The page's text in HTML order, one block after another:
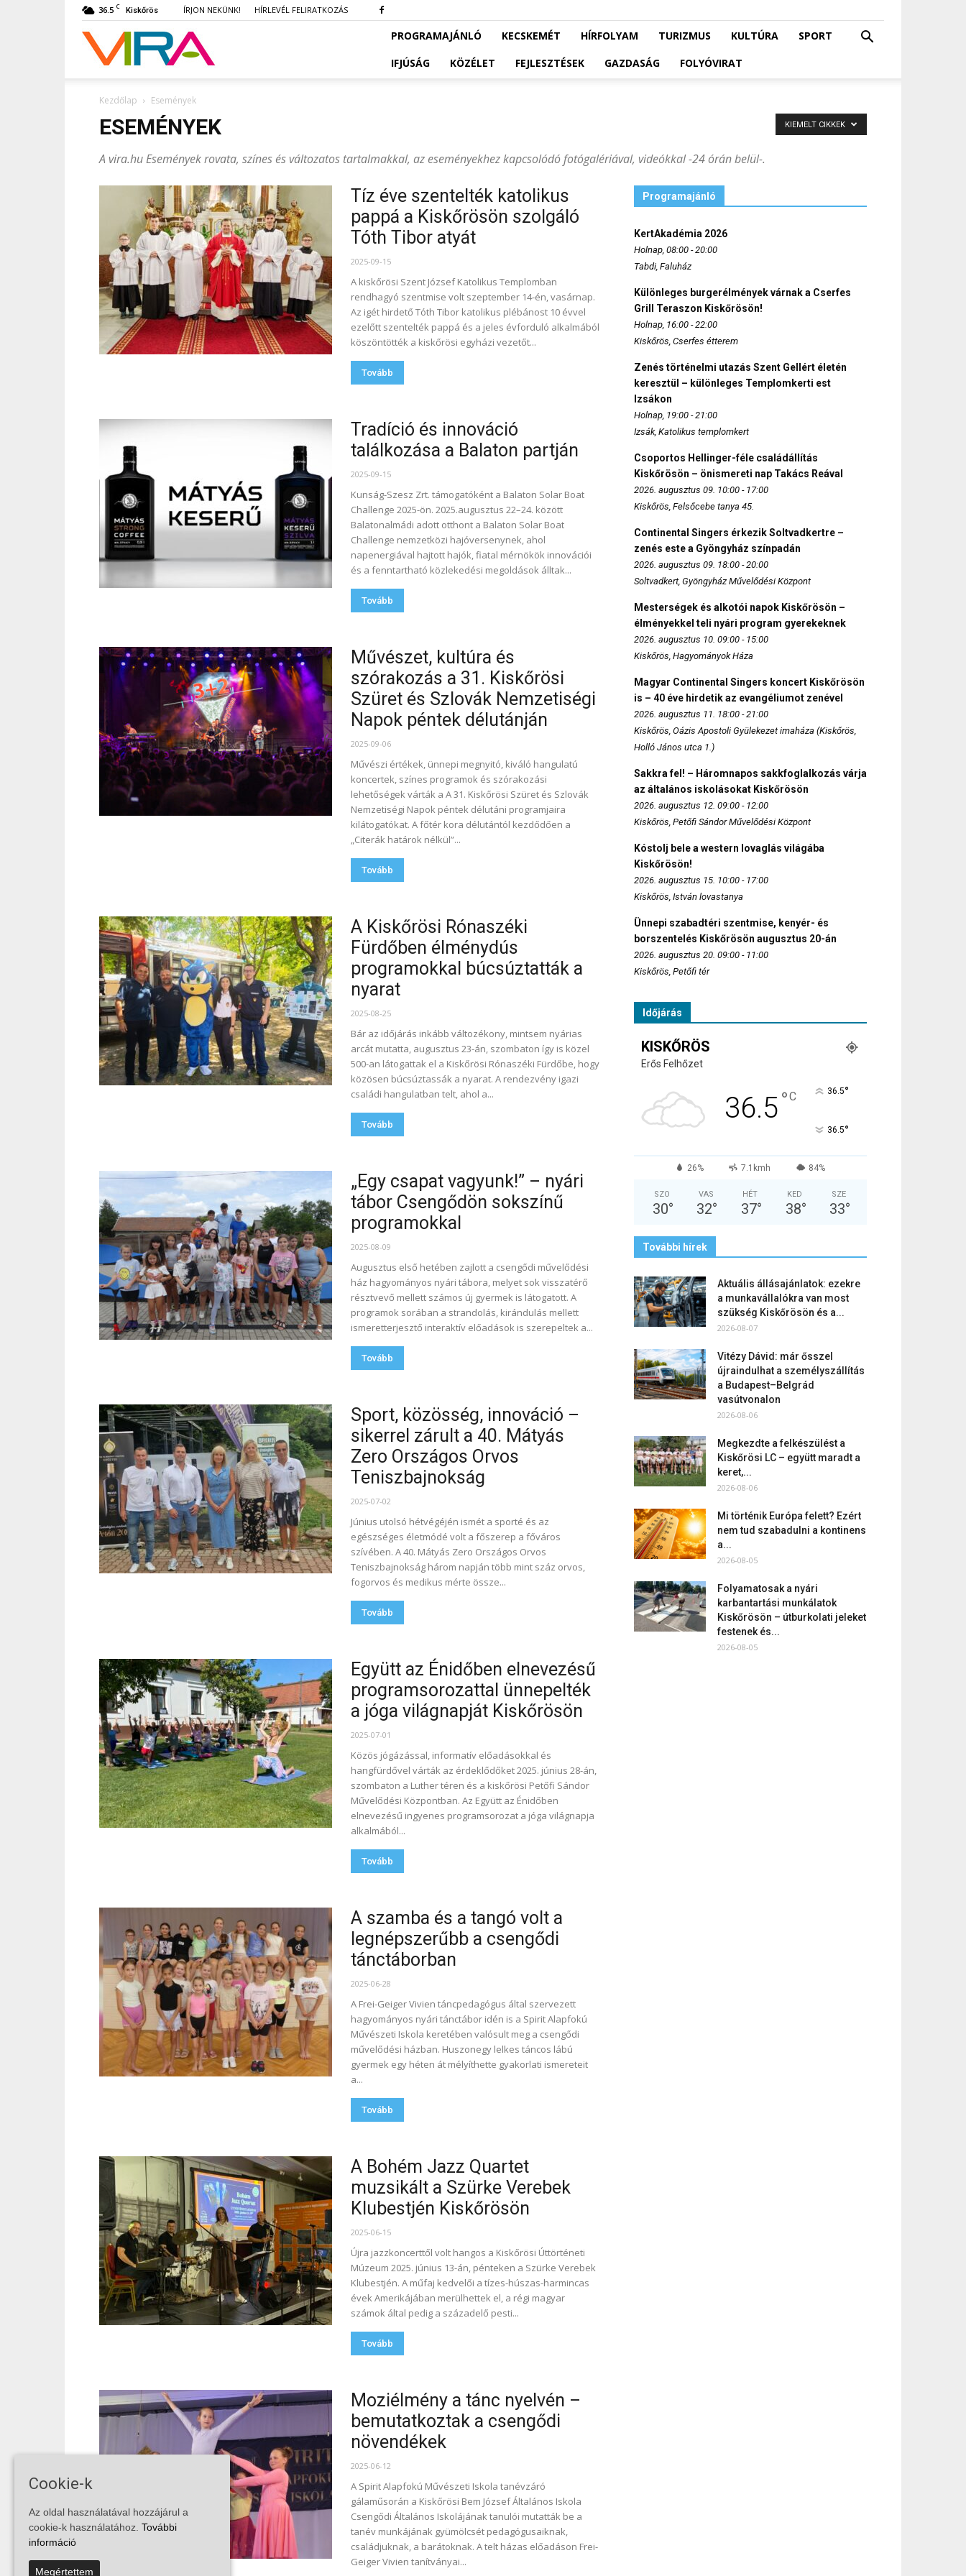
36.5 C Kiskőrös ÍRJON NEKÜNK! HÍRLEVÉL FELIRATKOZÁS
VIRA PROGRAMAJÁNLÓ KECSKEMÉT HÍRFOLYAM TURIZMUS KULTÚRA
SPORT
IFJÚSÁG
KÖZÉLET FEJLESZTÉSEK GAZDASÁG FOLYÓVIRAT
Kezdőlap Események
ESEMÉNYEK
A vira.hu Események rovata, színes és változatos tartalmakkal, az eseményekhez kapcsolódó fotógalériával, videókkal -24 órán belül-.
KIEMELT CIKKEK
Tíz éve szentelték katolikus
pappá a Kiskőrösön szolgáló
Tóth Tibor atyát
2025-09-15
A kiskőrösi Szent József Katolikus Templomban
rendhagyó szentmise volt szeptember 14-én, vasárnap.
Az igét hirdető Tóth Tibor katolikus plébánost 10 évvel
ezelőtt szentelték pappá és a jeles évforduló alkalmából
köszöntötték a kiskőrösi egyházi vezetőt...
Tovább
Tradíció és innováció
találkozása a Balaton partján
2025-09-15
Kunság-Szesz Zrt. támogatóként a Balaton Solar Boat
Challenge 2025-ön. 2025.augusztus 22–24. között
Balatonalmádi adott otthont a Balaton Solar Boat
Challenge nemzetközi hajóversenynek, ahol
napenergiával hajtott hajók, fiatal mérnökök innovációi
és a fenntartható közlekedési megoldások álltak...
Tovább
Művészet, kultúra és
szórakozás a 31. Kiskőrösi
Szüret és Szlovák Nemzetiségi
Napok péntek délutánján
2025-09-06
Művészi értékek, ünnepi megnyitó, kiváló hangulatú
koncertek, színes programok és szórakozási
lehetőségek várták a A 31. Kiskőrösi Szüret és Szlovák
Nemzetiségi Napok péntek délutáni programjaira
kilátogatókat. A főtér kora délutántól kezdődően a
„Citerák határok nélkül”...
Tovább
A Kiskőrösi Rónaszéki
Fürdőben élménydús
programokkal búcsúztatták a
nyarat
2025-08-25
Bár az időjárás inkább változékony, mintsem nyárias
arcát mutatta, augusztus 23-án, szombaton így is közel
500-an látogattak el a Kiskőrösi Rónaszéki Fürdőbe, hogy
közösen búcsúztassák a nyarat. A rendezvény igazi
családi hangulatban telt, ahol a...
Tovább
„Egy csapat vagyunk!” – nyári
tábor Csengődön sokszínű
programokkal
2025-08-09
Augusztus első hetében zajlott a csengődi művelődési
ház hagyományos nyári tábora, melyet sok visszatérő
résztvevő mellett számos új gyermek is látogatott. A
programok sorában a strandolás, kirándulás mellett
ismeretterjesztő interaktív előadások is szerepeltek a...
Tovább
Sport, közösség, innováció –
sikerrel zárult a 40. Mátyás
Zero Országos Orvos
Teniszbajnokság
2025-07-02
Június utolsó hétvégéjén ismét a sporté és az
egészséges életmódé volt a főszerep a főváros
szívében. A 40. Mátyás Zero Országos Orvos
Teniszbajnokság három napján több mint száz orvos,
fogorvos és medikus mérte össze...
Tovább
Együtt az Énidőben elnevezésű
programsorozattal ünnepelték
a jóga világnapját Kiskőrösön
2025-07-01
Közös jógázással, informatív előadásokkal és
hangfürdővel várták az érdeklődőket 2025. június 28-án,
szombaton a Luther téren és a kiskőrösi Petőfi Sándor
Művelődési Központban. Az Együtt az Énidőben
elnevezésű ingyenes programsorozat a jóga világnapja
alkalmából...
Tovább
A szamba és a tangó volt a
legnépszerűbb a csengődi
tánctáborban
2025-06-28
A Frei-Geiger Vivien táncpedagógus által szervezett
hagyományos nyári tánctábor idén is a Spirit Alapfokú
Művészeti Iskola keretében valósult meg a csengődi
művelődési házban. Huszonegy lelkes táncos lábú
gyermek egy héten át mélyíthette gyakorlati ismereteit
a...
Tovább
A Bohém Jazz Quartet
muzsikált a Szürke Verebek
Klubestjén Kiskőrösön
2025-06-15
Újra jazzkoncerttől volt hangos a Kiskőrösi Úttörténeti
Múzeum 2025. június 13-án, pénteken a Szürke Verebek
Klubestjén. A műfaj kedvelői a tízes-húszas-harmincas
évek Amerikájában merülhettek el, a régi magyar
számok által pedig a századelő pesti...
Tovább
Moziélmény a tánc nyelvén –
bemutatkoztak a csengődi
növendékek
2025-06-12
A Spirit Alapfokú Művészeti Iskola tanévzáró
gálaműsorán a Kiskőrösi Bem József Általános Iskola
Csengődi Általános Iskolájának tanulói mutatták be a
tanév munkájának gyümölcsét pedagógusaiknak,
családjuknak, a barátoknak. A telt házas előadáson Frei-
Geiger Vivien tanítványai...
Programajánló
KertAkadémia 2026
Holnap, 08:00 - 20:00
Tabdi, Faluház
Különleges burgerélmények várnak a Cserfes
Grill Teraszon Kiskőrösön!
Holnap, 16:00 - 22:00
Kiskőrös, Cserfes étterem
Zenés történelmi utazás Szent Gellért életén
keresztül – különleges Templomkerti est
Izsákon
Holnap, 19:00 - 21:00
Izsák, Katolikus templomkert
Csoportos Hellinger-féle családállítás
Kiskőrösön – önismereti nap Takács Reával
2026. augusztus 09. 10:00 - 17:00
Kiskőrös, Felsőcebe tanya 45.
Continental Singers érkezik Soltvadkertre –
zenés este a Gyöngyház színpadán
2026. augusztus 09. 18:00 - 20:00
Soltvadkert, Gyöngyház Művelődési Központ
Mesterségek és alkotói napok Kiskőrösön –
élményekkel teli nyári program gyerekeknek
2026. augusztus 10. 09:00 - 15:00
Kiskőrös, Hagyományok Háza
Magyar Continental Singers koncert Kiskőrösön
is – 40 éve hirdetik az evangéliumot zenével
2026. augusztus 11. 18:00 - 21:00
Kiskőrös, Oázis Apostoli Gyülekezet imaháza (Kiskőrös,
Holló János utca 1.)
Sakkra fel! – Háromnapos sakkfoglalkozás várja
az általános iskolásokat Kiskőrösön
2026. augusztus 12. 09:00 - 12:00
Kiskőrös, Petőfi Sándor Művelődési Központ
Kóstolj bele a western lovaglás világába
Kiskőrösön!
2026. augusztus 15. 10:00 - 17:00
Kiskőrös, István lovastanya
Ünnepi szabadtéri szentmise, kenyér- és
borszentelés Kiskőrösön augusztus 20-án
2026. augusztus 20. 09:00 - 11:00
Kiskőrös, Petőfi tér
Időjárás
KISKŐRÖS
Erős Felhőzet
36.5°C 36.5°
36.5°
26% 7.1kmh 84%
SZO
30°
VAS
32°
HÉT
37°
KED
38°
SZE
33°
További hírek
Aktuális állásajánlatok: ezekre
a munkavállalókra van most
szükség Kiskőrösön és a...
2026-08-07
Vitézy Dávid: már ősszel
újraindulhat a személyszállítás
a Budapest–Belgrád
vasútvonalon
2026-08-06
Megkezdte a felkészülést a
Kiskőrösi LC – együtt maradt a
keret,...
2026-08-06
Mi történik Európa felett? Ezért
nem tud szabadulni a kontinens
a...
2026-08-05
Folyamatosak a nyári
karbantartási munkálatok
Kiskőrösön – útburkolati jeleket
festenek és...
2026-08-05
Cookie-k
Az oldal használatával hozzájárul a
cookie-k használatához. További
információ
Megértettem